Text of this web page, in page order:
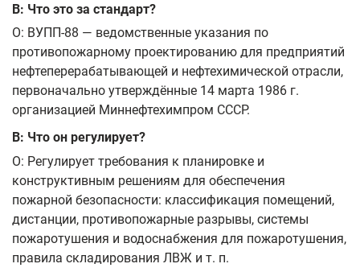
В: Что это за стандарт?
О: ВУПП-88 — ведомственные указания по
противопожарному проектированию для предприятий
нефтеперерабатывающей и нефтехимической отрасли,
первоначально утверждённые 14 марта 1986 г.
организацией Миннефтехимпром СССР.
В: Что он регулирует?
О: Регулирует требования к планировке и
конструктивным решениям для обеспечения
пожарной безопасности: классификация помещений,
дистанции, противопожарные разрывы, системы
пожаротушения и водоснабжения для пожаротушения,
правила складирования ЛВЖ и т. п.